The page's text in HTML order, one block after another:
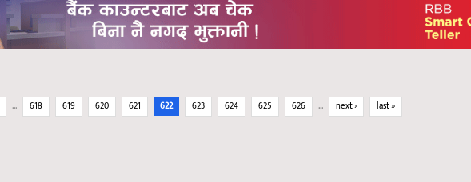
… 618 619 620 621 622 623 624 625 626 … next › last »